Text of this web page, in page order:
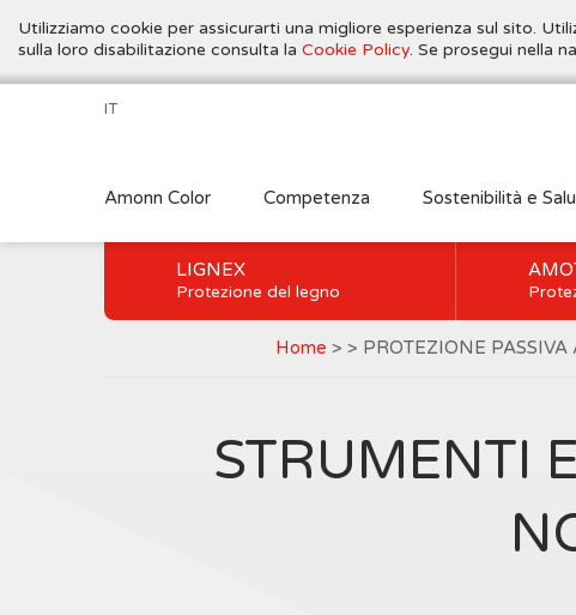
Utilizziamo cookie per assicurarti una migliore esperienza sul sito.
sulla loro disabilitazione consulta la Cookie Policy. Se prosegui nella
Amonn Color Competenza Sostenibilità e
IT
LIGNEX
Protezione del legno
Home > > PROTEZIONE
STRUMENTI